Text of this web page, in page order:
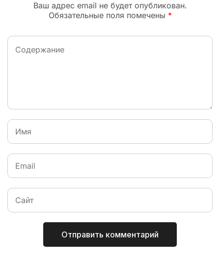
Ваш адрес email не будет опубликован.
Обязательные поля помечены *